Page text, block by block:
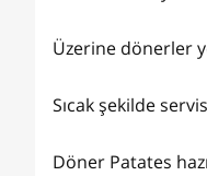
Üzerine dönerler
Sıcak şekilde
Döner Patates